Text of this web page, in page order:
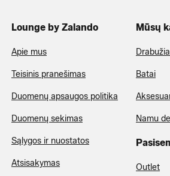
Lounge by Zalando
Apie mus
Teisinis pranešimas
Duomenų apsaugos politika
Duomenų sekimas
Sąlygos ir nuostatos
Atsisakymas
Mūsų
Batai
Namu
Outlet